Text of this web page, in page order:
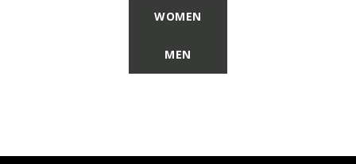
WOMEN
MEN